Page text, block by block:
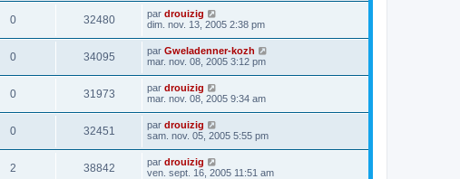
0 32480 par drouizig
dim. nov. 13, 2005 2:38 pm
0 34095 par Gweladenner-kozh
mar. nov. 08, 2005 3:12 pm
0 31973 par drouizig
mar. nov. 08, 2005 9:34 am
0 32451 par drouizig
sam. nov. 05, 2005 5:55 pm
2 38842 par drouizig
ven. sept. 16, 2005 11:51 am